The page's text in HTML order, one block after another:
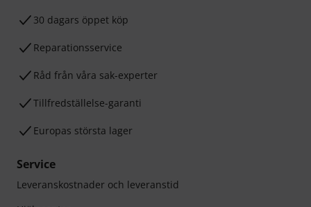
30 dagars öppet köp
Reparationsservice
Råd från våra sak-experter
Tillfredställelse-garanti
Europas största lager
Service
Leveranskostnader och leveranstid